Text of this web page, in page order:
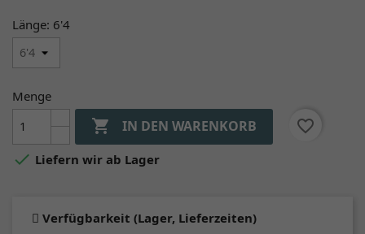
Länge: 6'4
Menge
 IN DEN WARENKORB
favorite_border
 Liefern wir ab Lager
Verfügbarkeit (Lager, Lieferzeiten)